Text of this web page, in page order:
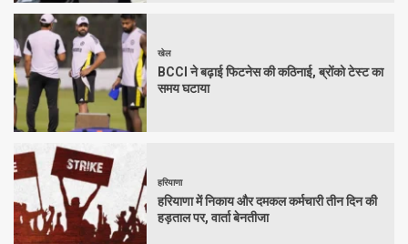
खेल
BCCI ने बढ़ाई फिटनेस की कठिनाई, ब्रोंको टेस्ट का
समय घटाया
हरियाणा
हरियाणा में निकाय और दमकल कर्मचारी तीन दिन की
हड़ताल पर, वार्ता बेनतीजा